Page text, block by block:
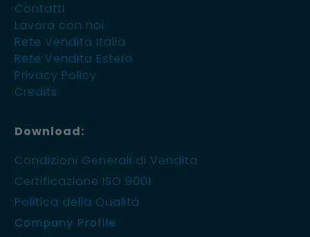
Contatti
Lavora con noi
Rete Vendita Italia
Rete Vendita Estero
Privacy Policy
Credits
Download:
Condizioni Generali di Vendita
Certificazione ISO 9001
Politica della Qualità
Company Profile